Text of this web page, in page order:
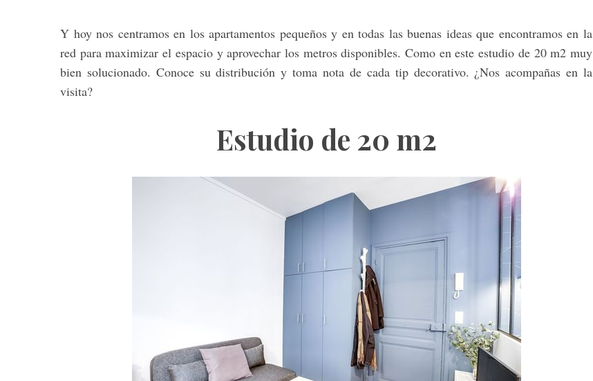
Y hoy nos centramos en los apartamentos pequeños y en todas las buenas ideas que encontramos en la
red para maximizar el espacio y aprovechar los metros disponibles. Como en este estudio de 20 m2 muy
bien solucionado. Conoce su distribución y toma nota de cada tip decorativo. ¿Nos acompañas en la
visita?
Estudio de 20 m2